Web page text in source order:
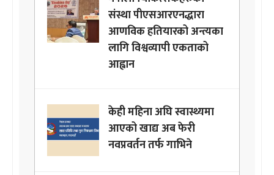
संस्था पीएसआरएनद्धारा
आणविक हतियारको अन्त्यका
लागि विश्वव्यापी एकताको
आह्वान
केही महिना अघि स्वास्थ्यमा
आएको खाद्य अब फेरी
नवप्रवर्तन तर्फ गाभिने